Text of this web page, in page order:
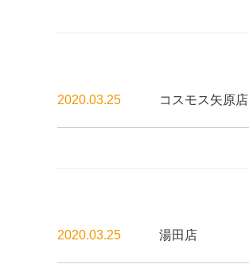
2020.03.25 コスモス矢原店
2020.03.25 湯田店